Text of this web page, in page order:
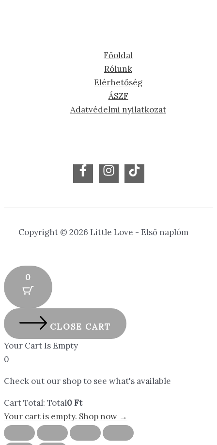
Főoldal
Rólunk
Elérhetőség
ÁSZF
Adatvédelmi nyilatkozat
Copyright © 2026 Little Love - Első naplóm
0
CLOSE CART
Your Cart Is Empty
0
Check out our shop to see what's available
Cart Total: Total0Ft
Your cart is empty. Shop now →